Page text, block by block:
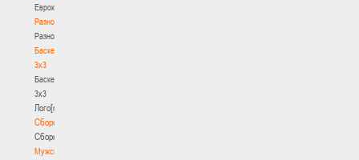
Еврокубки
Разное
Разное
Баскетбол
3х3
Баскетбол
3х3
Лого[modid=121]
Сборные
Сборные
Мужские